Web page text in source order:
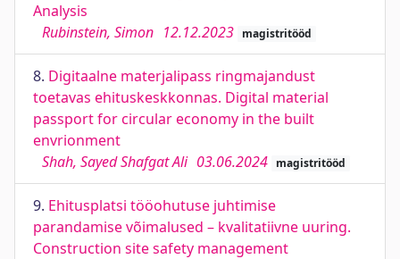
Analysis
Rubinstein, Simon 12.12.2023 magistritööd
8. Digitaalne materjalipass ringmajandust
toetavas ehituskeskkonnas. Digital material
passport for circular economy in the built
envrionment
Shah, Sayed Shafgat Ali 03.06.2024 magistritööd
9. Ehitusplatsi tööohutuse juhtimise
parandamise võimalused – kvalitatiivne uuring.
Construction site safety management